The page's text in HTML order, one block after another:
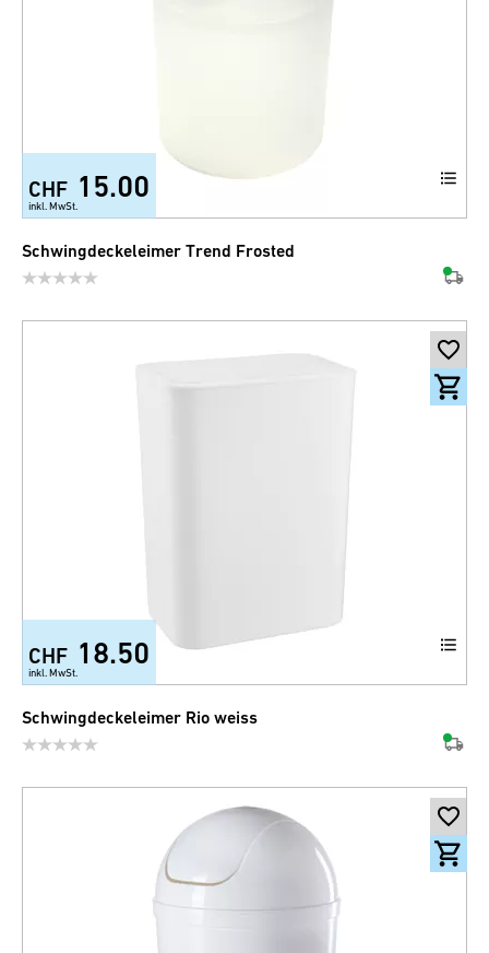
CHF 15.00
inkl. MwSt.
Schwingdeckeleimer Trend Frosted
CHF 18.50
inkl. MwSt.
Schwingdeckeleimer Rio weiss